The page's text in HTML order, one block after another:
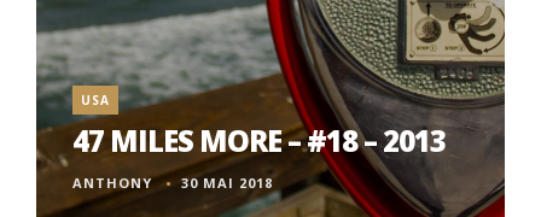
USA
47 MILES MORE – #18 – 2013
ANTHONY 30 MAI 2018